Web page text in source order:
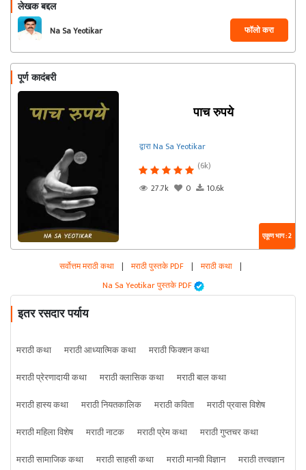
लेखक बद्दल
Na Sa Yeotikar फॉलो करा
पूर्ण कादंबरी
पाच रुपये
द्वारा Na Sa Yeotikar
(6k)
27.7k
0 10.6k
एकूण भाग : 2
सर्वोत्तम मराठी कथा | मराठी पुस्तके PDF | मराठी कथा |
Na Sa Yeotikar पुस्तके PDF
इतर रसदार पर्याय
मराठी कथा मराठी आध्यात्मिक कथा
मराठी फिक्शन कथा
मराठी प्रेरणादायी कथा
मराठी क्लासिक कथा
मराठी बाल कथा
मराठी हास्य कथा
मराठी नियतकालिक मराठी कविता
मराठी प्रवास विशेष
मराठी महिला विशेष
मराठी नाटक मराठी प्रेम कथा
मराठी गुप्तचर कथा
मराठी सामाजिक कथा
मराठी साहसी कथा मराठी मानवी विज्ञान मराठी तत्त्वज्ञान